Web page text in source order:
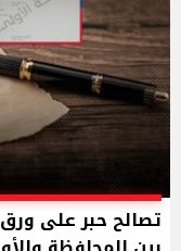
تصالح حبر على